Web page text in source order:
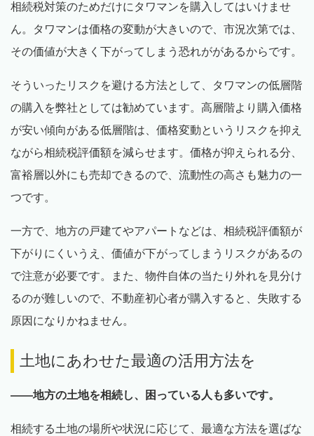
相続税対策のためだけにタワマンを購入してはいけませ
ん。タワマンは価格の変動が大きいので、市況次第では、
その価値が大きく下がってしまう恐れががあるからです。
そういったリスクを避ける方法として、タワマンの低層階
の購入を弊社としては勧めています。高層階より購入価格
が安い傾向がある低層階は、価格変動というリスクを抑え
ながら相続税評価額を減らせます。価格が抑えられる分、
富裕層以外にも売却できるので、流動性の高さも魅力の一
つです。
一方で、地方の戸建てやアパートなどは、相続税評価額が
下がりにくいうえ、価値が下がってしまうリスクがあるの
で注意が必要です。また、物件自体の当たり外れを見分け
るのが難しいので、不動産初心者が購入すると、失敗する
原因になりかねません。
土地にあわせた最適の活用方法を
――地方の土地を相続し、困っている人も多いです。
相続する土地の場所や状況に応じて、最適な方法を選ばな